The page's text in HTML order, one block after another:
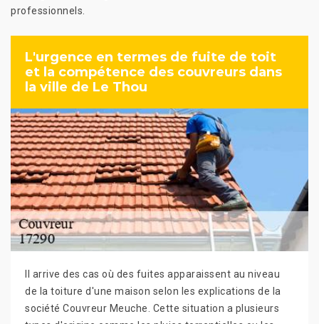
professionnels.
L'urgence en termes de fuite de toit
et la compétence des couvreurs dans
la ville de Le Thou
Il arrive des cas où des fuites apparaissent au niveau
de la toiture d'une maison selon les explications de la
société Couvreur Meuche. Cette situation a plusieurs